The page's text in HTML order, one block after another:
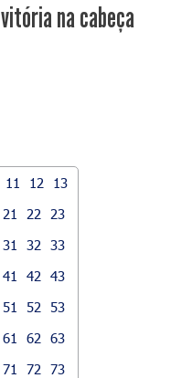
na cabeça
11 12
13
21 22
23
31 32
33
41 42
43
51 52
53
61 62
63
71 72
73